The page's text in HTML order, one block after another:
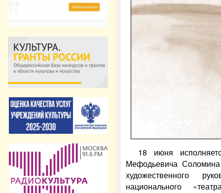
18 июня
Мефодьевича
художественного
национального